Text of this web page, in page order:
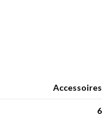
Accessoires
6